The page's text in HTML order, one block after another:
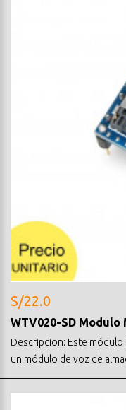
S/22.0
WTV020-SD Modulo
Descripcion: Este módulo
un módulo de voz de